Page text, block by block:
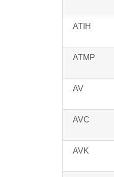
ATIH
ATMP
AV
AVC
AVK